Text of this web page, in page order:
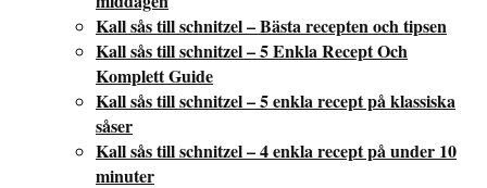
Kall sås till schnitzel – Bästa recepten och tipsen
Kall sås till schnitzel – 5 Enkla Recept Och
Komplett Guide
Kall sås till schnitzel – 5 enkla recept på klassiska
såser
Kall sås till schnitzel – 4 enkla recept på under 10
minuter